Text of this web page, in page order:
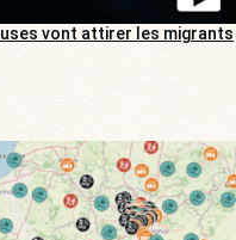
vont attirer les migrants